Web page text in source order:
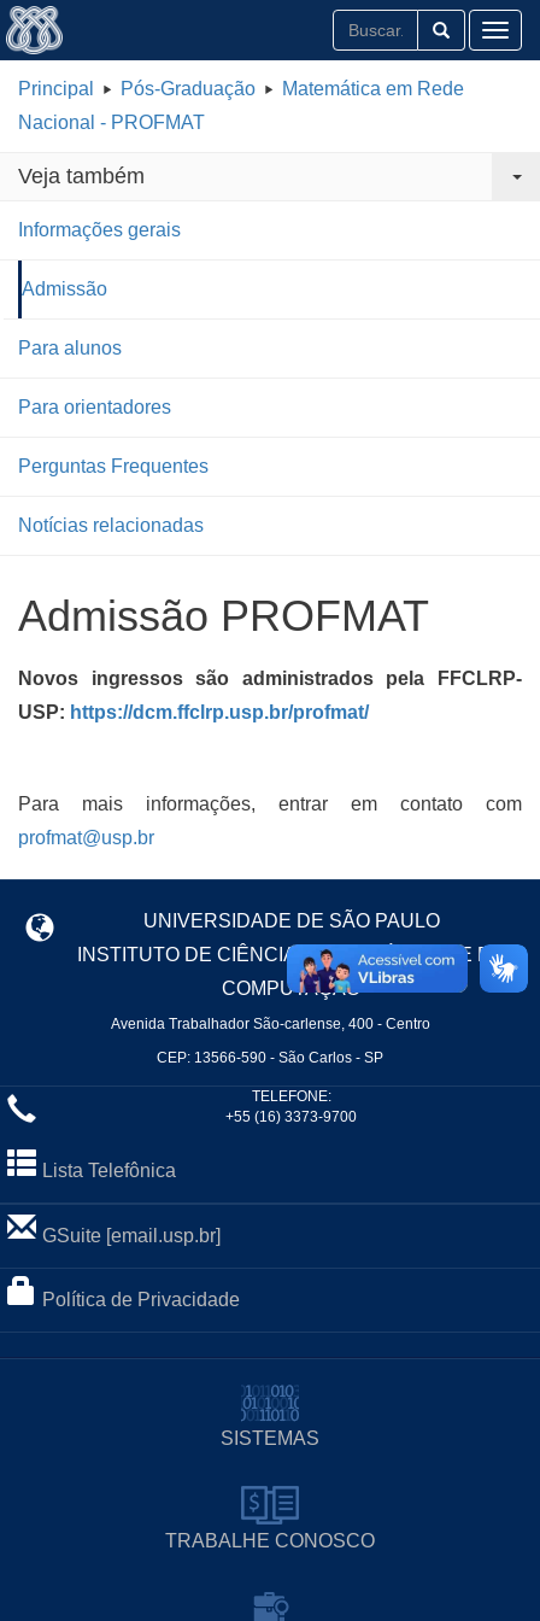
Principal Pós-Graduação
Matemática em Rede
Nacional - PROFMAT
Veja também
Informações gerais
Admissão
Para alunos
Para orientadores
Perguntas Frequentes
Notícias relacionadas
Admissão PROFMAT
Novos ingressos são administrados pela FFCLRP-
USP: https://dcm.ffclrp.usp.br/profmat/
Para mais informações, entrar em contato com
profmat@usp.br
UNIVERSIDADE DE SÃO PAULO
INSTITUTO DE CIÊNCIAS MATEMÁTICAS E DE
COMPUTAÇÃO
Avenida Trabalhador São-carlense, 400 - Centro
CEP: 13566-590 - São Carlos - SP
TELEFONE:
+55 (16) 3373-9700
Lista Telefônica
GSuite [email.usp.br]
Política de Privacidade
SISTEMAS
TRABALHE CONOSCO